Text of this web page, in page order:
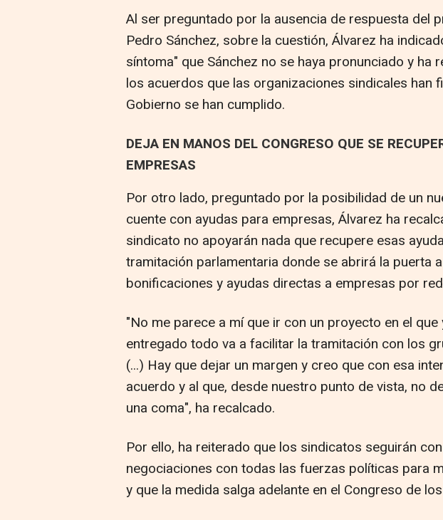
Al ser preguntado por la ausencia de respuesta del
Pedro Sánchez, sobre la cuestión, Álvarez ha
síntoma" que Sánchez no se haya pronunciado y ha
los acuerdos que las organizaciones sindicales han
Gobierno se han cumplido.
DEJA EN MANOS DEL CONGRESO QUE SE
EMPRESAS
Por otro lado, preguntado por la posibilidad de un
cuente con ayudas para empresas, Álvarez ha
sindicato no apoyarán nada que recupere esas
tramitación parlamentaria donde se abrirá la puerta
bonificaciones y ayudas directas a empresas por
"No me parece a mí que ir con un proyecto en el que
entregado todo va a facilitar la tramitación con los
(...) Hay que dejar un margen y creo que con esa
acuerdo y al que, desde nuestro punto de vista, no
una coma", ha recalcado.
Por ello, ha reiterado que los sindicatos seguirán
negociaciones con todas las fuerzas políticas para
y que la medida salga adelante en el Congreso de